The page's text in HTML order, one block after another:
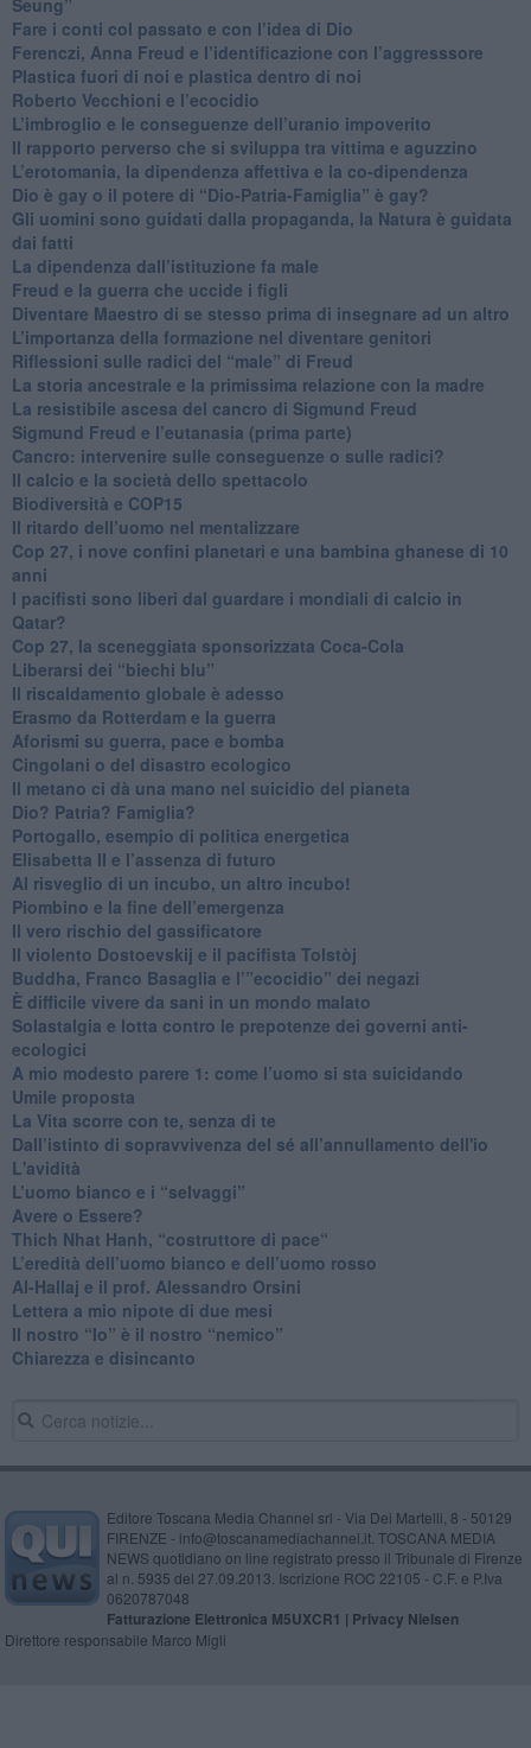
​Fare i conti col passato e con l’idea di Dio
​Ferenczi, Anna Freud e l’identificazione con l’aggresssore
Plastica fuori di noi e plastica dentro di noi
​Roberto Vecchioni e l’ecocidio
​L’imbroglio e le conseguenze dell’uranio impoverito
​Il rapporto perverso che si sviluppa tra vittima e aguzzino
L’erotomania, la dipendenza affettiva e la co-dipendenza
​Dio è gay o il potere di “Dio-Patria-Famiglia” è gay?
​Gli uomini sono guidati dalla propaganda, la Natura è guidata
dai fatti
La dipendenza dall’istituzione fa male
​Freud e la guerra che uccide i figli
​Diventare Maestro di se stesso prima di insegnare ad un altro
L’importanza della formazione nel diventare genitori
Riflessioni sulle radici del “male” di Freud
​La storia ancestrale e la primissima relazione con la madre
​La resistibile ascesa del cancro di Sigmund Freud
Sigmund Freud e l’eutanasia (prima parte)
Cancro: intervenire sulle conseguenze o sulle radici?
​Il calcio e la società dello spettacolo
Biodiversità e COP15
​Il ritardo dell’uomo nel mentalizzare
​Cop 27, i nove confini planetari e una bambina ghanese di 10
anni
​I pacifisti sono liberi dal guardare i mondiali di calcio in
Qatar?
​Cop 27, la sceneggiata sponsorizzata Coca-Cola
​Liberarsi dei “biechi blu”
Il riscaldamento globale è adesso
​Erasmo da Rotterdam e la guerra
​Aforismi su guerra, pace e bomba
Cingolani o del disastro ecologico
​Il metano ci dà una mano nel suicidio del pianeta
​Dio? Patria? Famiglia?
Portogallo, esempio di politica energetica
​Elisabetta II e l’assenza di futuro
Al risveglio di un incubo, un altro incubo!
​Piombino e la fine dell’emergenza
​Il vero rischio del gassificatore
​Il violento Dostoevskij e il pacifista Tolstòj
​Buddha, Franco Basaglia e l’”ecocidio” dei negazi
​È difficile vivere da sani in un mondo malato
Solastalgia e lotta contro le prepotenze dei governi anti-
ecologici
​A mio modesto parere 1: come l’uomo si sta suicidando
​Umile proposta
​La Vita scorre con te, senza di te
​Dall’istinto di sopravvivenza del sé all’annullamento dell'io
L'avidità
​L’uomo bianco e i “selvaggi”
​Avere o Essere?
​Thich Nhat Hanh, “costruttore di pace“
​L’eredità dell’uomo bianco e dell’uomo rosso
Al-Hallaj e il prof. Alessandro Orsini
​Lettera a mio nipote di due mesi
​Il nostro “Io” è il nostro “nemico”
​Chiarezza e disincanto
Editore Toscana Media Channel srl - Via Dei Martelli, 8 - 50129
FIRENZE - info@toscanamediachannel.it. TOSCANA MEDIA
NEWS quotidiano on line registrato presso il Tribunale di Firenze
al n. 5935 del 27.09.2013. Iscrizione ROC 22105 - C.F. e P.Iva
0620787048
Fatturazione Elettronica M5UXCR1 | Privacy Nielsen
Direttore responsabile Marco Migli